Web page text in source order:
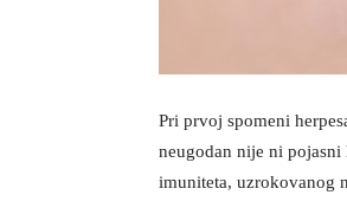
Pri prvoj spomeni
neugodan nije ni
imuniteta, uzrokovanog